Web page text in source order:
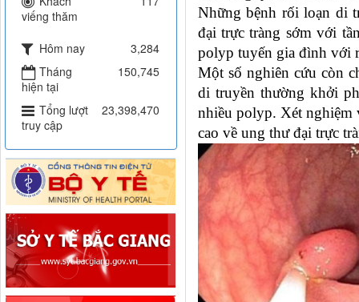
Những bệnh rối loạn di
đại trực tràng sớm với
polyp tuyến gia đình với
Một số nghiên cứu còn
di truyền thường khởi
nhiều polyp. Xét nghiệm
cao về ung thư đại trực
viếng thăm
Hôm nay
3,284
Tháng
hiện tại
150,745
Tổng lượt
truy cập
23,398,470